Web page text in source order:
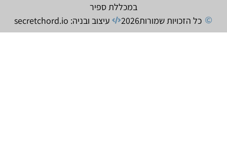
במכללת ספיר
כל הזכויות שמורות2026 עיצוב ובניה: secretchord.io